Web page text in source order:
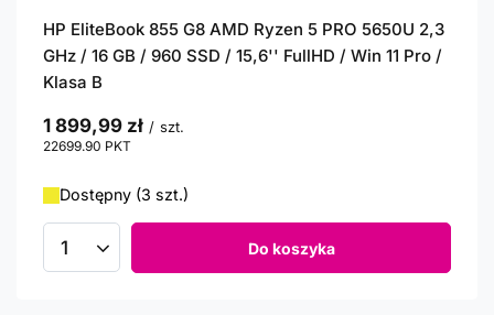
HP EliteBook 855 G8 AMD Ryzen 5 PRO 5650U 2,3
GHz / 16 GB / 960 SSD / 15,6'' FullHD / Win 11 Pro /
Klasa B
1 899,99 zł / szt.
22699.90 PKT
Dostępny (3 szt.)
Ilość produktów Do koszyka